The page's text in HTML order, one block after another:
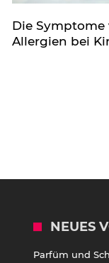
Die Symptome
Allergien bei
NEUES
Parfüm und